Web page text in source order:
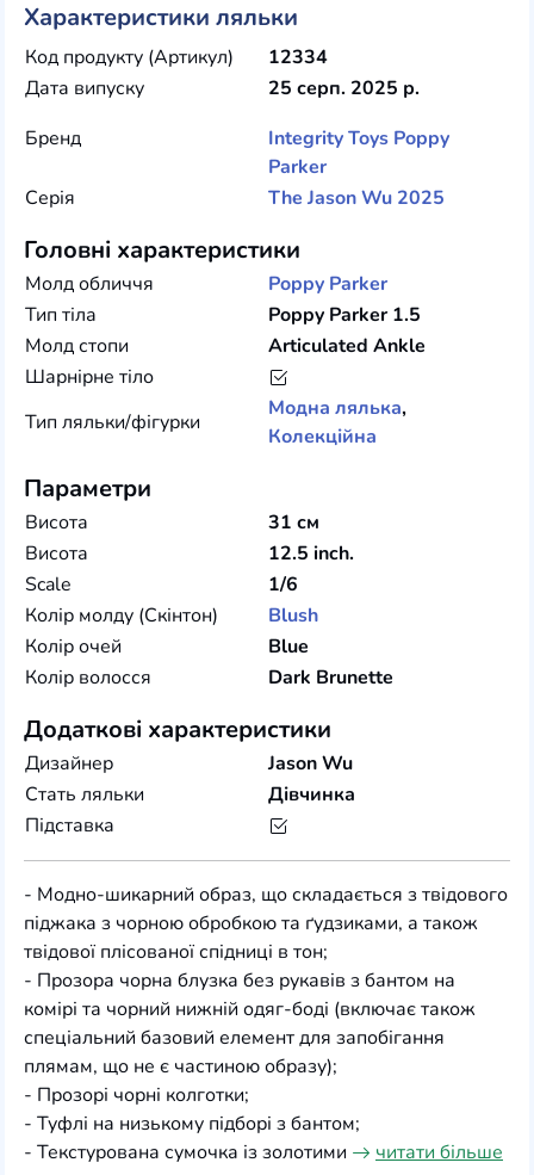
Характеристики ляльки
Код продукту (Артикул)
12334
Дата випуску
25 серп. 2025 р.
Бренд
Integrity Toys Poppy
Parker
Серія
The Jason Wu 2025
Головні характеристики
Молд обличчя
Poppy Parker
Тип тіла
Poppy Parker 1.5
Молд стопи
Articulated Ankle
Шарнірне тіло
Тип ляльки/фігурки
Модна лялька,
Колекційна
Параметри
Висота
31 см
Висота
12.5 inch.
Scale
1/6
Колір молду (Скінтон)
Blush
Колір очей
Blue
Колір волосся
Dark Brunette
Додаткові характеристики
Дизайнер
Jason Wu
Стать ляльки
Дівчинка
Підставка
- Модно-шикарний образ, що складається з твідового
піджака з чорною обробкою та ґудзиками, а також
твідової плісованої спідниці в тон;
- Прозора чорна блузка без рукавів з бантом на
комірі та чорний нижній одяг-боді (включає також
спеціальний базовий елемент для запобігання
плямам, що не є частиною образу);
- Прозорі чорні колготки;
- Туфлі на низькому підборі з бантом;
- Текстурована сумочка із золотими
читати більше